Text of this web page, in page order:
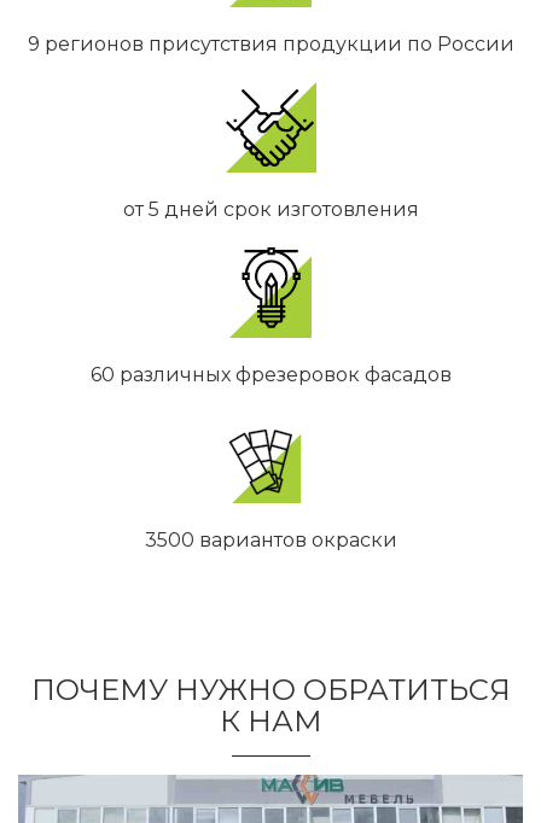
9 регионов присутствия продукции по России
от 5 дней срок изготовления
60 различных фрезеровок фасадов
3500 вариантов окраски
ПОЧЕМУ НУЖНО ОБРАТИТЬСЯ
К НАМ